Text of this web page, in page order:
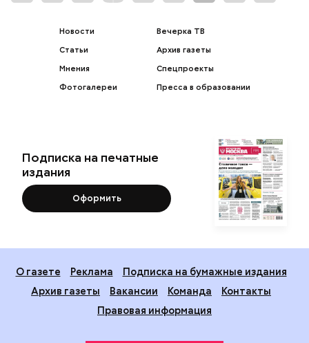
Новости
Статьи
Мнения
Фотогалереи
Вечерка ТВ
Архив газеты
Спецпроекты
Пресса в образовании
Подписка на печатные
издания
Оформить
О газете Реклама
Подписка на бумажные издания
Архив газеты
Вакансии Команда
Контакты
Правовая информация